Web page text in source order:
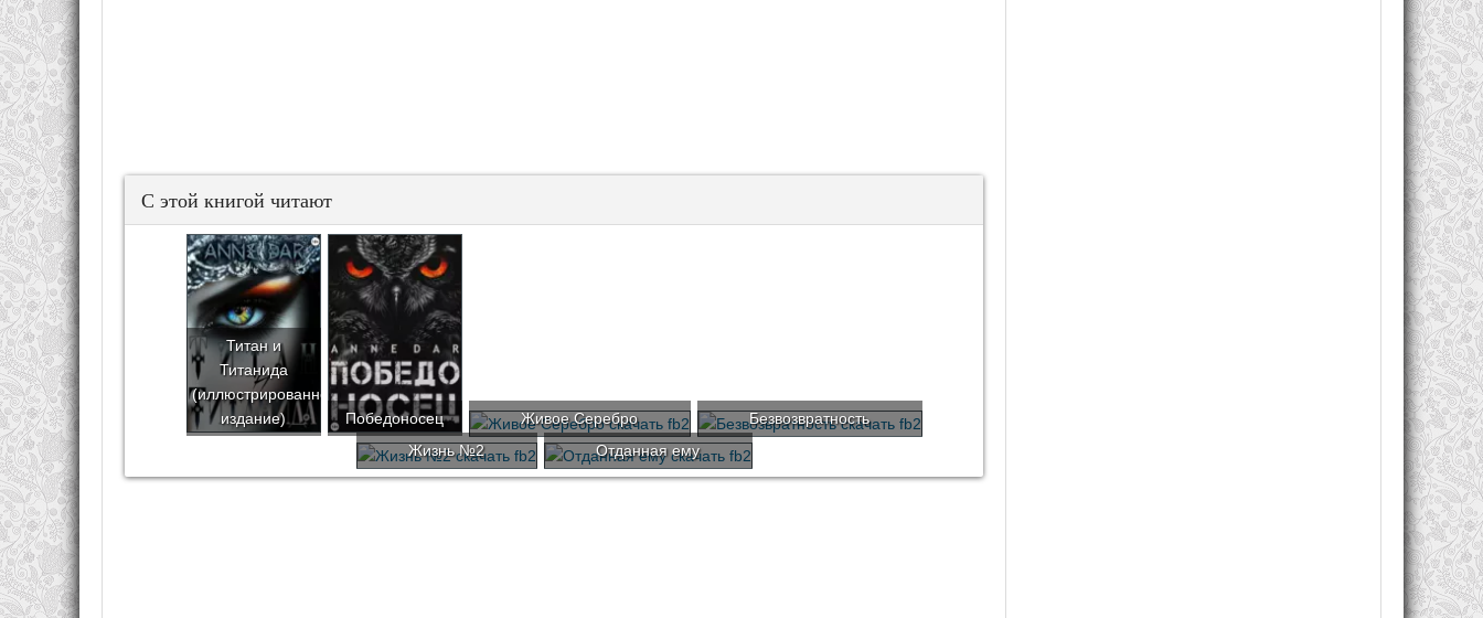
С этой книгой читают
Титан и
Титанида
(иллюстрированное
издание)
Победоносец Живое Серебро
Безвозвратность
Жизнь №2
Отданная ему